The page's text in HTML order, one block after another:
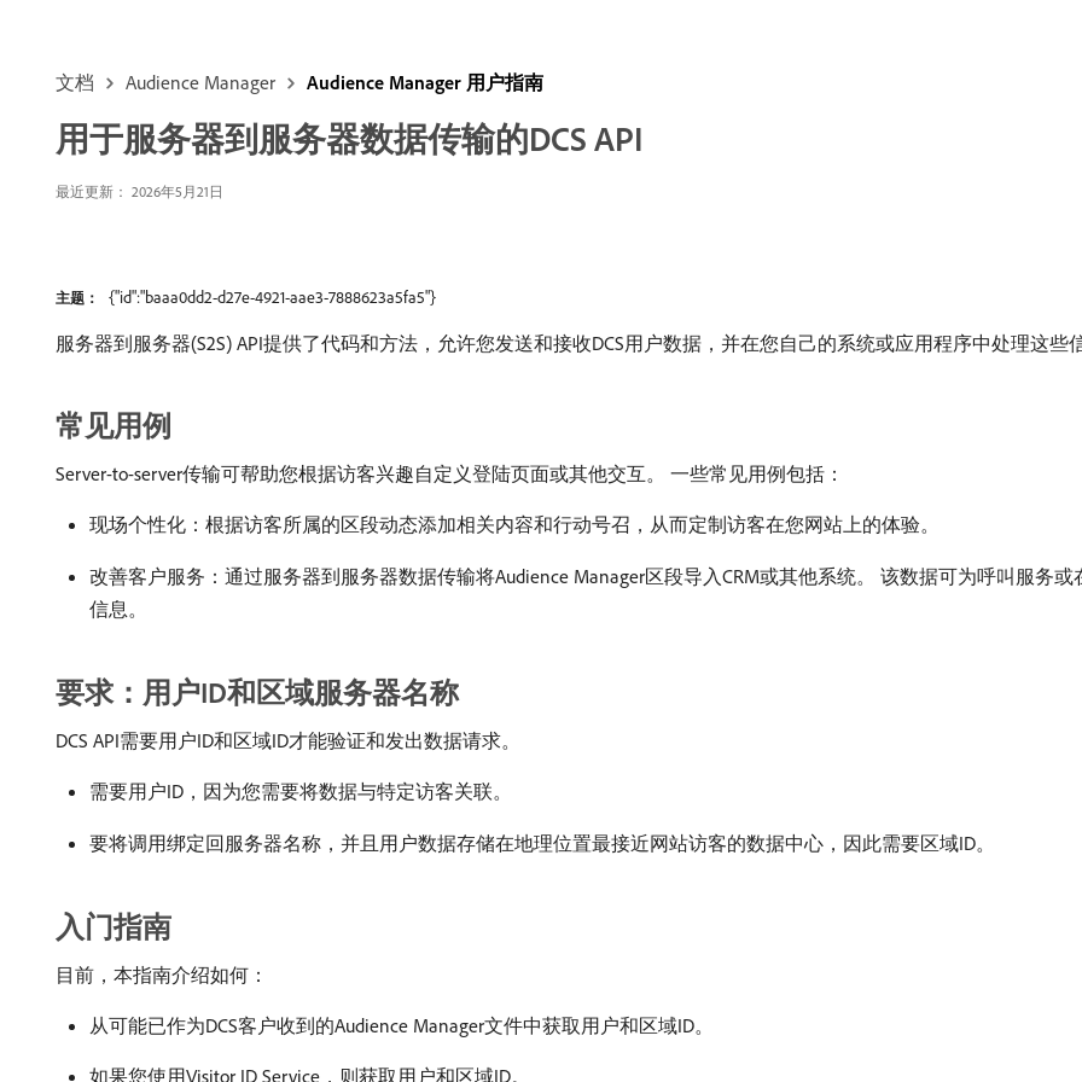
文档 Audience Manager Audience Manager 用户指南
用于服务器到服务器数据传输的DCS API
最近更新： 2026年5月21日
主题： {"id":"baaa0dd2-d27e-4921-aae3-7888623a5fa5"}
服务器到服务器(S2S) API提供了代码和方法，允许您发送和接收DCS用户数据，并在您自己的系统或应用程序中处理这些信
常见用例
Server-to-server传输可帮助您根据访客兴趣自定义登陆页面或其他交互。 一些常见用例包括：
现场个性化：根据访客所属的区段动态添加相关内容和行动号召，从而定制访客在您网站上的体验。
改善客户服务：通过服务器到服务器数据传输将Audience Manager区段导入CRM或其他系统。 该数据可为呼叫服务
信息。
要求：用户ID和区域服务器名称
DCS API需要用户ID和区域ID才能验证和发出数据请求。
需要用户ID，因为您需要将数据与特定访客关联。
要将调用绑定回服务器名称，并且用户数据存储在地理位置最接近网站访客的数据中心，因此需要区域ID。
入门指南
目前，本指南介绍如何：
从可能已作为DCS客户收到的Audience Manager文件中获取用户和区域ID。
如果您使用Visitor ID Service，则获取用户和区域ID。